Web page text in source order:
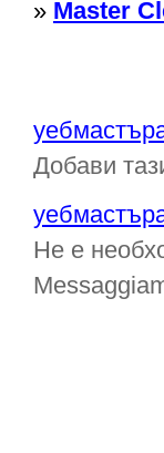
» Master
Добави
Не е